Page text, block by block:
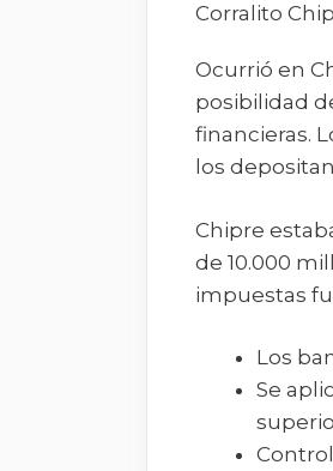
Corralito
Ocurrió en
posibilidad
financieras.
los
Chipre
de 10.000
impuestas
Los
Se